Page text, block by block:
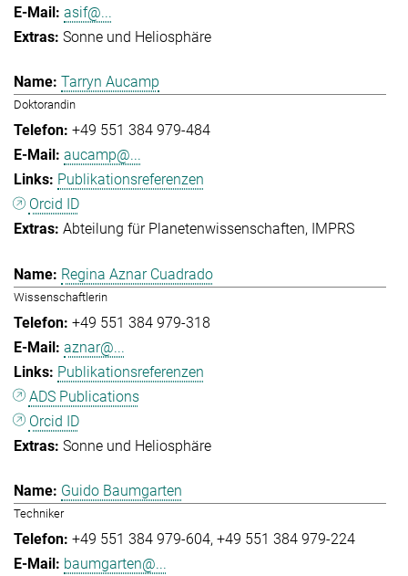
asif@...
Sonne und Heliosphäre
Tarryn Aucamp
Doktorandin
+49 551 384 979-484
aucamp@...
Publikationsreferenzen
Orcid ID
Abteilung für Planetenwissenschaften IMPRS
Regina Aznar Cuadrado
Wissenschaftlerin
+49 551 384 979-318
aznar@...
Publikationsreferenzen
ADS Publications
Orcid ID
Sonne und Heliosphäre
Guido Baumgarten
Techniker
+49 551 384 979-604 +49 551 384 979-224
baumgarten@...